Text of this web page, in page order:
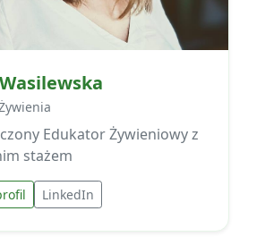
Edukator Żywieniowy z
stażem
LinkedIn